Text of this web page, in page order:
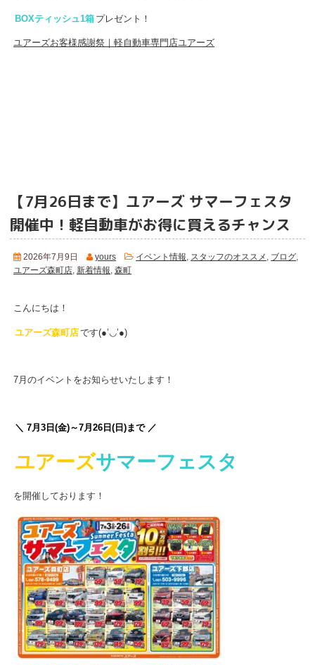
BOXティッシュ1箱 プレゼント！
ユアーズお客様感謝祭｜軽自動車専門店ユアーズ
【7月26日まで】ユアーズ サマーフェスタ
開催中！軽自動車がお得に買えるチャンス
2026年7月9日 yours イベント情報 スタッフのオススメ ブログ
ユアーズ森町店 新着情報 森町
こんにちは！
ユアーズ森町店です(●’◡’●)
7月のイベントをお知らせいたします！
＼ 7月3日(金)～7月26日(日)まで ／
ユアーズサマーフェスタ
を開催しております！